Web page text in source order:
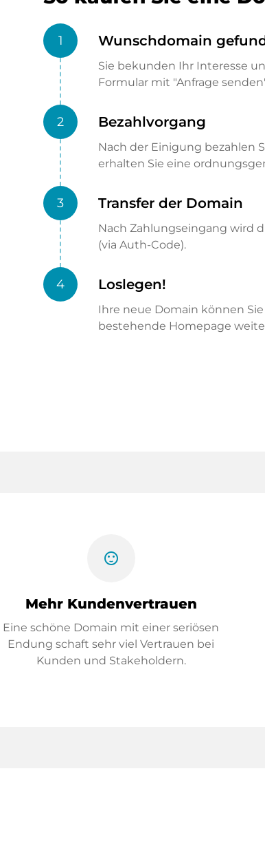
1 Wunschdomain
Sie bekunden Ihr Interesse
Formular mit "Anfrage
2 Bezahlvorgang
Nach der Einigung bezahlen
erhalten Sie eine
3 Transfer der Domain
Nach Zahlungseingang wird
(via Auth-Code).
4 Loslegen!
Ihre neue Domain können
bestehende Homepage
sentiment_satisfied
Mehr Kundenvertrauen
Eine schöne Domain mit einer seriösen
Endung schaft sehr viel Vertrauen bei
Kunden und Stakeholdern.